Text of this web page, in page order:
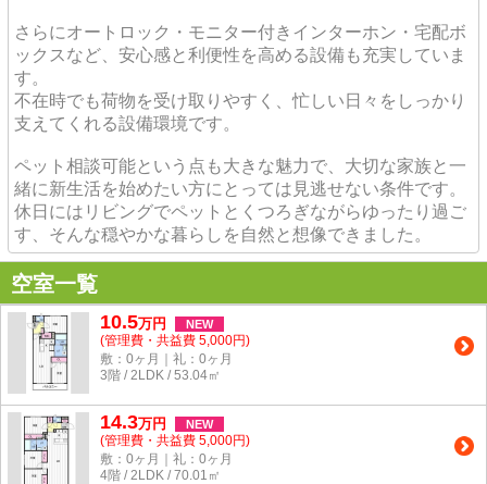
さらにオートロック・モニター付きインターホン・宅配ボ
ックスなど、安心感と利便性を高める設備も充実していま
す。
不在時でも荷物を受け取りやすく、忙しい日々をしっかり
支えてくれる設備環境です。
ペット相談可能という点も大きな魅力で、大切な家族と一
緒に新生活を始めたい方にとっては見逃せない条件です。
休日にはリビングでペットとくつろぎながらゆったり過ご
す、そんな穏やかな暮らしを自然と想像できました。
空室一覧
10.5万円 NEW
(管理費・共益費 5,000円)
敷：0ヶ月｜礼：0ヶ月
3階 / 2LDK / 53.04㎡
14.3万円 NEW
(管理費・共益費 5,000円)
敷：0ヶ月｜礼：0ヶ月
4階 / 2LDK / 70.01㎡